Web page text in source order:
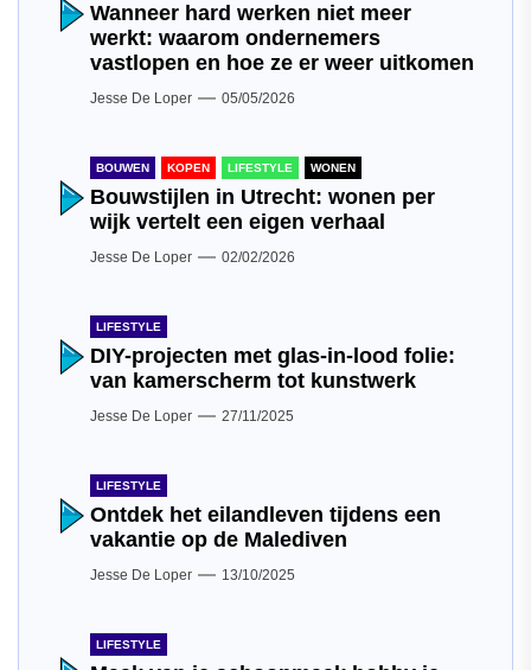
Wanneer hard werken niet meer
werkt: waarom ondernemers
vastlopen en hoe ze er weer uitkomen
Jesse De Loper 05/05/2026
BOUWEN KOPEN LIFESTYLE WONEN
Bouwstijlen in Utrecht: wonen per
wijk vertelt een eigen verhaal
Jesse De Loper 02/02/2026
LIFESTYLE
DIY-projecten met glas-in-lood folie:
van kamerscherm tot kunstwerk
Jesse De Loper 27/11/2025
LIFESTYLE
Ontdek het eilandleven tijdens een
vakantie op de Malediven
Jesse De Loper 13/10/2025
LIFESTYLE